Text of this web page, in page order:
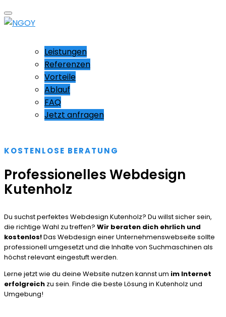
Leistungen
Referenzen
Vorteile
Ablauf
FAQ
Jetzt anfragen
KOSTENLOSE BERATUNG
Professionelles Webdesign
Kutenholz
Du suchst perfektes Webdesign Kutenholz? Du willst sicher sein,
die richtige Wahl zu treffen? Wir beraten dich ehrlich und
kostenlos!Das Webdesign einer Unternehmenswebseite sollte
professionell umgesetzt und die Inhalte von Suchmaschinen als
höchst relevant eingestuft werden.
Lerne jetzt wie du deine Website nutzen kannst um im Internet
erfolgreich zu sein. Finde die beste Lösung in Kutenholz und
Umgebung!